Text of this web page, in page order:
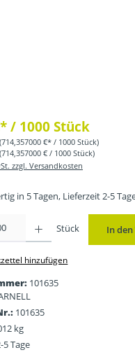
/ 1000 Stück
(714,357000 €* / 1000 Stück)
(714,357000 € / 1000 Stück)
zzgl. Versandkosten
in 5 Tagen, Lieferzeit 2-5
Stück In
hinzufügen
101635
101635
kg
5 Tage